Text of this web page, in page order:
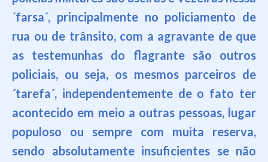
´farsa´, principalmente no policiamento de
rua ou de trânsito, com a agravante de que
as testemunhas do flagrante são outros
policiais, ou seja, os mesmos parceiros de
´tarefa´, independentemente de o fato ter
acontecido em meio a outras pessoas, lugar
populoso ou sempre com muita reserva,
sendo absolutamente insuficientes se não